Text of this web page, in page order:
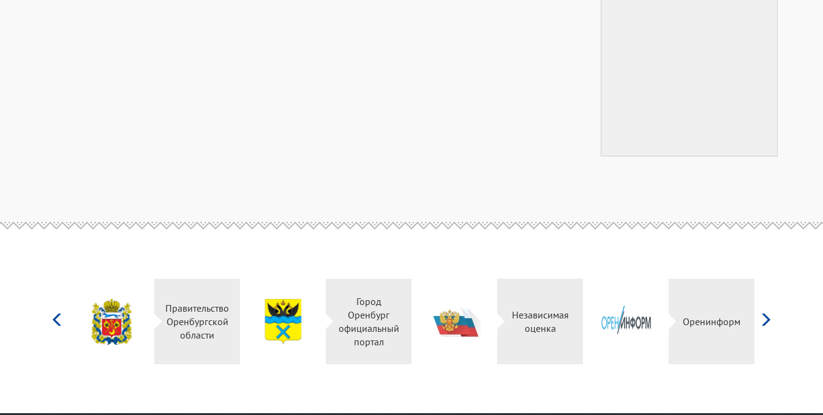
Правительство
Оренбургской
области
Город
Оренбург
официальный
портал
Независимая
оценка
Оренинформ